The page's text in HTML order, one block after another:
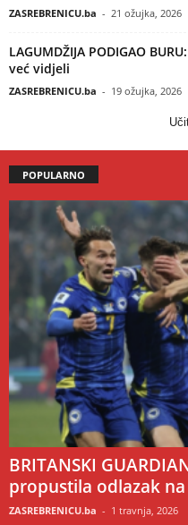
ZASREBRENICU.ba - 21 ožujka, 2026
LAGUMDŽIJA PODIGAO
već vidjeli
ZASREBRENICU.ba - 19 ožujka, 2026
POPULARNO
BRITANSKI
propustila odlazak
ZASREBRENICU.ba - 1 travnja, 2026